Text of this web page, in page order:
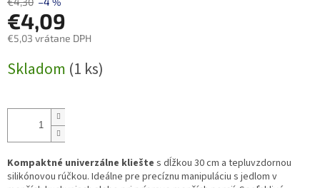
€4,09
€5,03 vrátane DPH
cena:
Skladom (1 ks)
Kompaktné univerzálne kliešte s dĺžkou 30 cm a tepluvzdornou
silikónovou rúčkou. Ideálne pre precíznu manipuláciu s jedlom v